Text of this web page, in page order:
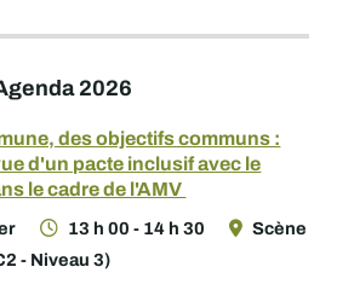
2026
des objectifs communs :
d'un pacte inclusif avec le
le cadre de l'AMV
13 h 00 - 14 h 30
Scène
- Niveau 3)